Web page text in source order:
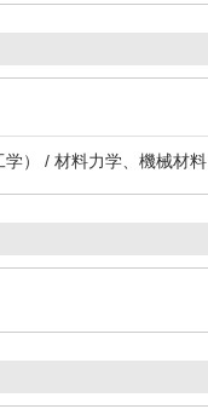
） / 材料力学、機械材料